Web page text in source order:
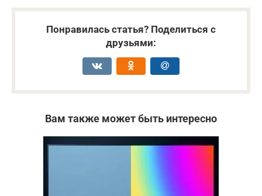
Понравилась статья? Поделиться с
друзьями:
Вам также может быть интересно